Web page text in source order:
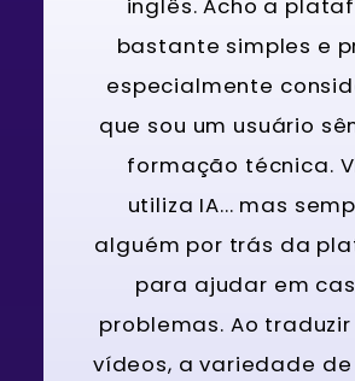
inglês. Acho a
bastante simples e
especialmente
que sou um usuário
formação técnica.
utiliza IA... mas
alguém por trás da
para ajudar em
problemas. Ao
vídeos, a variedade